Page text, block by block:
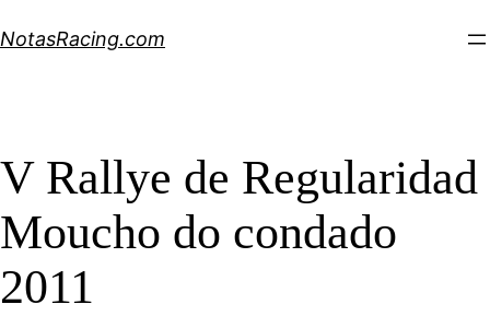
al
NotasRacing.com
V Rallye de Regularidad
Moucho do condado
2011